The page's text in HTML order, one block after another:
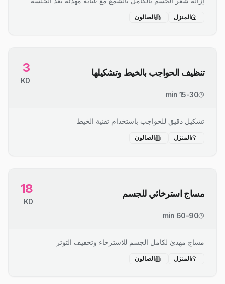
المنزل الصالون
تنظيف الحواجب بالخيط وتشكيلها 3
KD
15-30 min
تشكيل دقيق للحواجب باستخدام تقنية الخيط
المنزل الصالون
مساج استرخائي للجسم 18
KD
60-90 min
مساج مهدئ لكامل الجسم للاسترخاء وتخفيف التوتر
المنزل الصالون